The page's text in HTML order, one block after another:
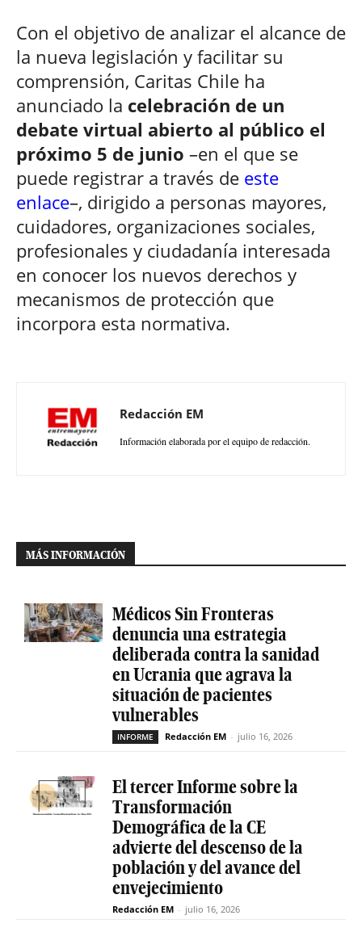
Con el objetivo de analizar el alcance de
la nueva legislación y facilitar su
comprensión, Caritas Chile ha
anunciado la celebración de un
debate virtual abierto al público el
próximo 5 de junio –en el que se
puede registrar a través de este
enlace–, dirigido a personas mayores,
cuidadores, organizaciones sociales,
profesionales y ciudadanía interesada
en conocer los nuevos derechos y
mecanismos de protección que
incorpora esta normativa.
Redacción EM
Información elaborada por el equipo de redacción.
MÁS INFORMACIÓN
Médicos Sin Fronteras
denuncia una estrategia
deliberada contra la sanidad
en Ucrania que agrava la
situación de pacientes
vulnerables
INFORME Redacción EM - julio 16, 2026
El tercer Informe sobre la
Transformación
Demográfica de la CE
advierte del descenso de la
población y del avance del
envejecimiento
Redacción EM - julio 16, 2026